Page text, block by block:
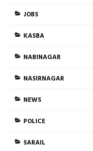
JOBS
KASBA
NABINAGAR
NASIRNAGAR
NEWS
POLICE
SARAIL